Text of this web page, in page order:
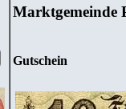
Marktgemeinde
Gutschein